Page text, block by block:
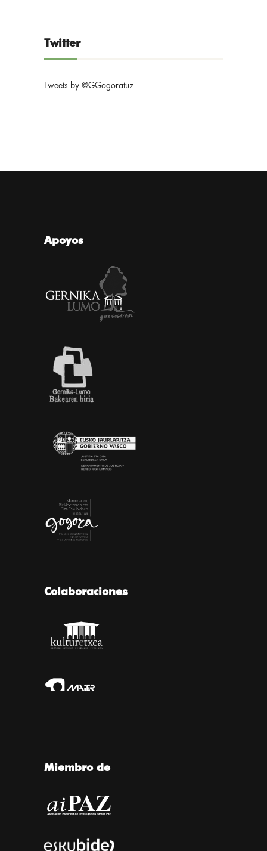
Twitter
Tweets by @GGogoratuz
Apoyos
Colaboraciones
Miembro de